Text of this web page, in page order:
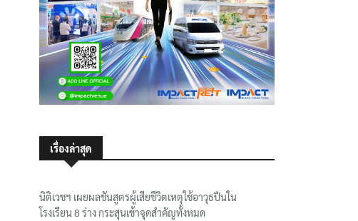
เรื่องล่าสุด
นิติเวชฯ เผยผลชันสูตรผู้เสียชีวิตเหตุใช้อาวุธปืนใน
โรงเรียน 8 ร่าง กระสุนเข้าจุดสำคัญทั้งหมด